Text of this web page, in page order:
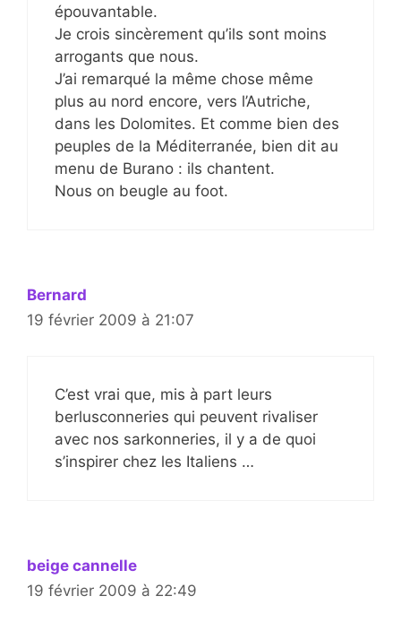
épouvantable.
Je crois sincèrement qu’ils sont moins
arrogants que nous.
J’ai remarqué la même chose même
plus au nord encore, vers l’Autriche,
dans les Dolomites. Et comme bien des
peuples de la Méditerranée, bien dit au
menu de Burano : ils chantent.
Nous on beugle au foot.
Bernard
19 février 2009 à 21:07
C’est vrai que, mis à part leurs
berlusconneries qui peuvent rivaliser
avec nos sarkonneries, il y a de quoi
s’inspirer chez les Italiens …
beige cannelle
19 février 2009 à 22:49